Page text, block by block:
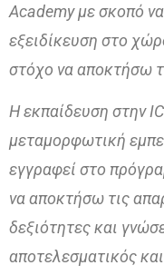
Academy με σκοπό
εξειδίκευση στο
στόχο να αποκτήσω
Η εκπαίδευση στην
μεταμορφωτική
εγγραφεί στο
να αποκτήσω τις
δεξιότητες και
αποτελεσματικός